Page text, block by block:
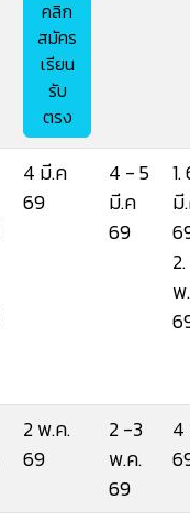
คลิก
สมัคร
เรียน
รับ
ตรง
4 มี.ค
69
4 - 5
มี.ค
69
1.
มี
พ
2 พ.ค.
69
2 -3
พ.ค.
69
4